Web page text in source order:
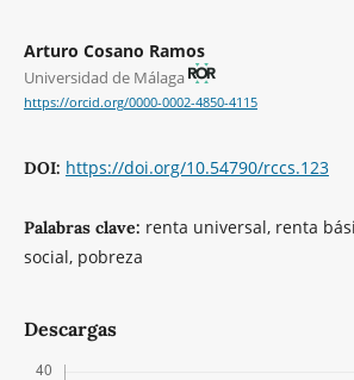
Arturo Cosano Ramos
Universidad de Málaga
https://orcid.org/0000-0002-4850-4115
DOI: https://doi.org/10.54790/rccs.123
Palabras clave: renta universal, renta
social, pobreza
Descargas